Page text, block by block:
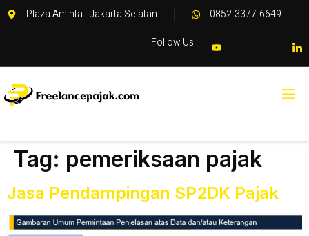
Plaza Aminta - Jakarta Selatan
0852-3377-6649
Follow Us :
Tag: pemeriksaan pajak
Jasa Pendampingan SP2DK Pajak